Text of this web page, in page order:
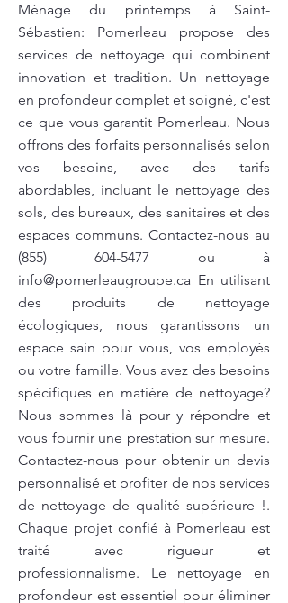
Ménage du printemps à Saint-
Sébastien: Pomerleau propose des
services de nettoyage qui combinent
innovation et tradition. Un nettoyage
en profondeur complet et soigné, c'est
ce que vous garantit Pomerleau. Nous
offrons des forfaits personnalisés selon
vos besoins, avec des tarifs
abordables, incluant le nettoyage des
sols, des bureaux, des sanitaires et des
espaces communs. Contactez-nous au
(855) 604-5477 ou à
info@pomerleaugroupe.ca En utilisant
des produits de nettoyage
écologiques, nous garantissons un
espace sain pour vous, vos employés
ou votre famille. Vous avez des besoins
spécifiques en matière de nettoyage?
Nous sommes là pour y répondre et
vous fournir une prestation sur mesure.
Contactez-nous pour obtenir un devis
personnalisé et profiter de nos services
de nettoyage de qualité supérieure !.
Chaque projet confié à Pomerleau est
traité avec rigueur et
professionnalisme. Le nettoyage en
profondeur est essentiel pour éliminer